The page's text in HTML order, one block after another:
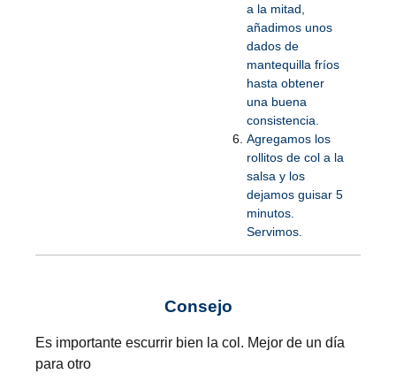
a la mitad,
añadimos unos
dados de
mantequilla fríos
hasta obtener
una buena
consistencia.
Agregamos los
rollitos de col a la
salsa y los
dejamos guisar 5
minutos.
Servimos.
Consejo
Es importante escurrir bien la col. Mejor de un día
para otro